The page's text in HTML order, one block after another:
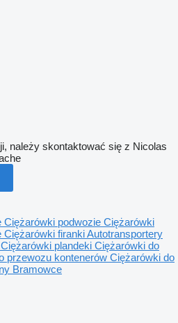
należy skontaktować się z Nicolas
Ciężarówki podwozie Ciężarówki
Ciężarówki firankiAutotransportery
Ciężarówki plandeki Ciężarówki do
przewozu kontenerów Ciężarówki do
Bramowce